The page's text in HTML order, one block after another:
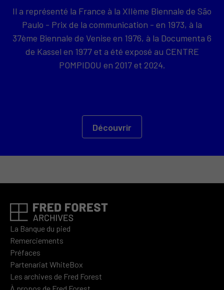
Il a représenté la France à la XIIème Biennale de São
Paulo - Prix de la communication - en 1973, à la
37ème Biennale de Venise en 1976, à la Documenta 6
de Kassel en 1977 et a été exposé au CENTRE
POMPIDOU en 2017 et 2024.
Découvrir
La Banque du pied
Remerciements
Préfaces
Partenariat WhiteBox
Les archives de Fred Forest